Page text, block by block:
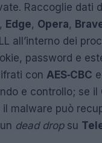
Raccoglie dati
, Edge, Opera,
all’interno dei
password e
con AES‑CBC
e controllo; se il
malware può
dead dropsu